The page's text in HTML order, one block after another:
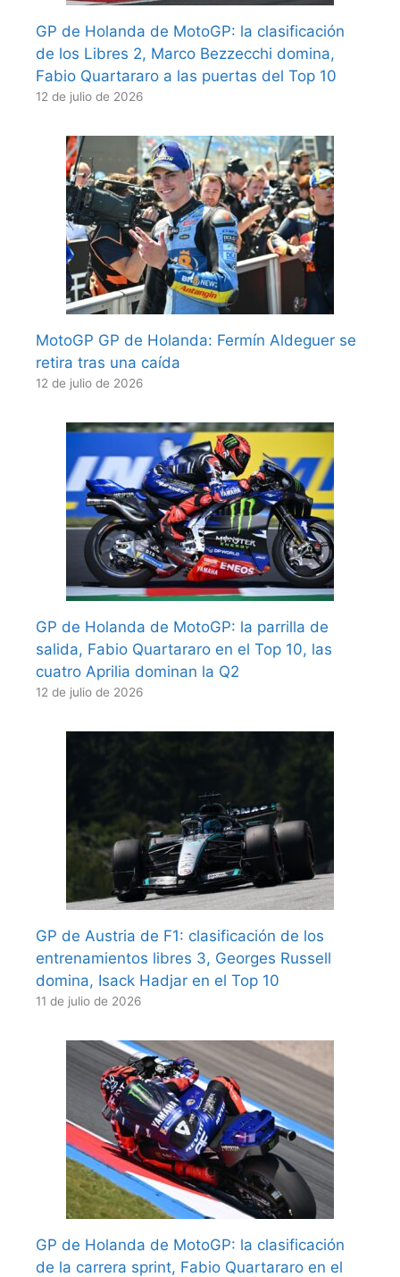
GP de Holanda de MotoGP: la clasificación
de los Libres 2, Marco Bezzecchi domina,
Fabio Quartararo a las puertas del Top 10
12 de julio de 2026
MotoGP GP de Holanda: Fermín Aldeguer se
retira tras una caída
12 de julio de 2026
GP de Holanda de MotoGP: la parrilla de
salida, Fabio Quartararo en el Top 10, las
cuatro Aprilia dominan la Q2
12 de julio de 2026
GP de Austria de F1: clasificación de los
entrenamientos libres 3, Georges Russell
domina, Isack Hadjar en el Top 10
11 de julio de 2026
GP de Holanda de MotoGP: la clasificación
de la carrera sprint, Fabio Quartararo en el